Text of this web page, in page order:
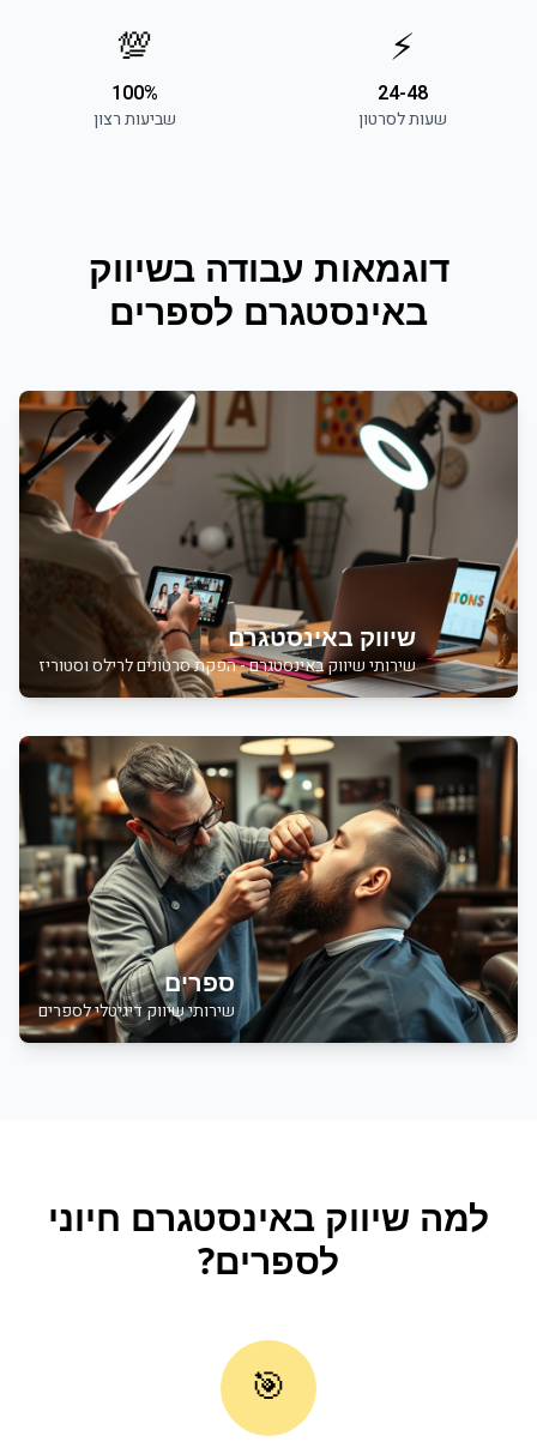
⚡
24-48
שעות לסרטון
💯
100%
שביעות רצון
דוגמאות עבודה בשיווק
באינסטגרם לספרים
שיווק באינסטגרם
שירותישיווק באינסטגרם - הפקת סרטונים לרילס וסטוריז
ספרים
שירותי שיווק דיגיטלי לספרים
למה שיווק באינסטגרם חיוני
לספרים?
🎯